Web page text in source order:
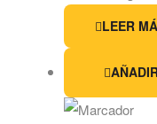
LEER